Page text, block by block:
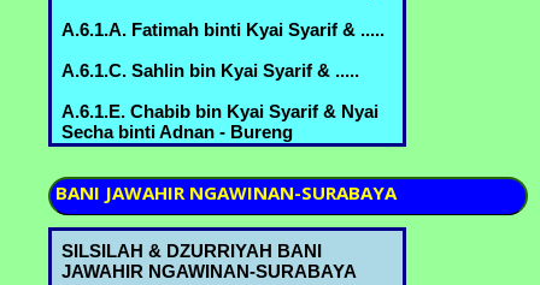
A.6.1.A. Fatimah binti Kyai Syarif & .....
A.6.1.C. Sahlin bin Kyai Syarif & .....
A.6.1.E. Chabib bin Kyai Syarif & Nyai
Secha binti Adnan - Bureng
A.6.2.A. Nyai Romlah bin Kyai
Abdurrahman & Kyai Abdul Mannan
bin Mustofa B.3.5.B. - Bureng
A.6.2.B. Nyai Hindun bin Kyai
Abdurrahman & Kyai Abbas bin Ahmad
BANI JAWAHIR NGAWINAN-SURABAYA
SILSILAH & DZURRIYAH BANI
JAWAHIR NGAWINAN-SURABAYA